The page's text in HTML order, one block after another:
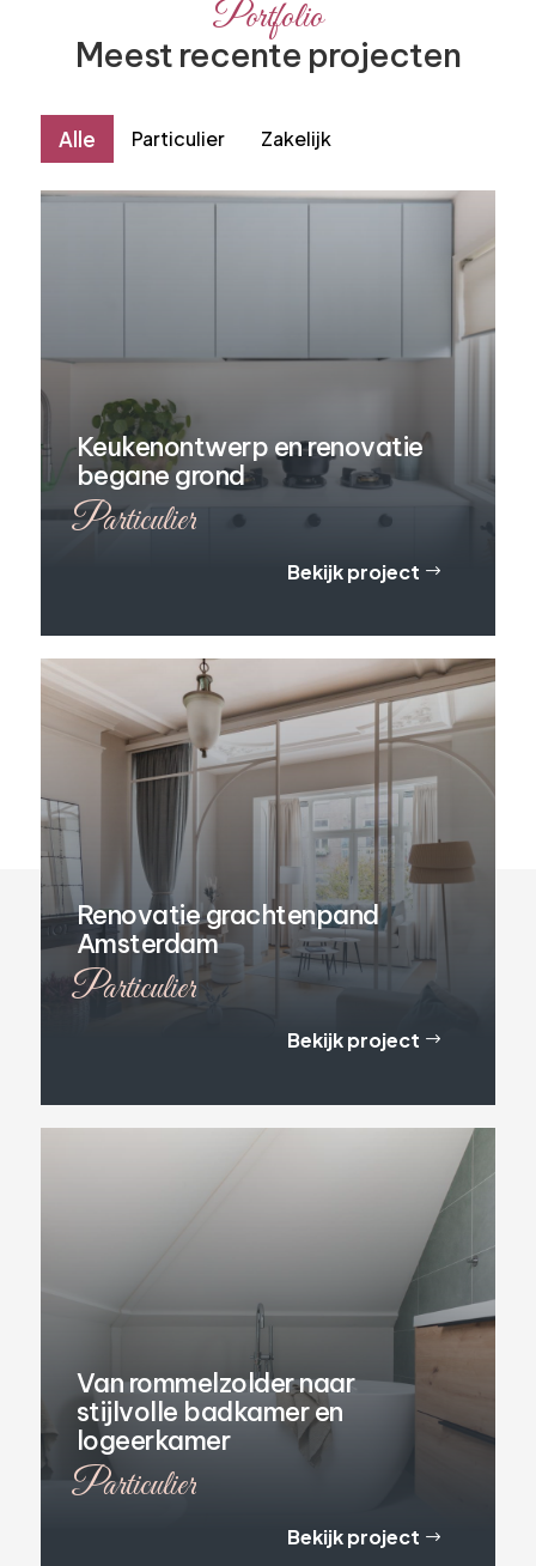
Portfolio
Meest recente projecten
Alle Particulier Zakelijk
Keukenontwerp en renovatie
begane grond
Particulier
Bekijk project $
Renovatie grachtenpand
Amsterdam
Particulier
Bekijk project $
Van rommelzolder naar
stijlvolle badkamer en
logeerkamer
Particulier
Bekijk project $